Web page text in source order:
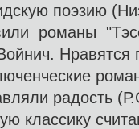
поэзию
романы
Нравятся
радость
классику